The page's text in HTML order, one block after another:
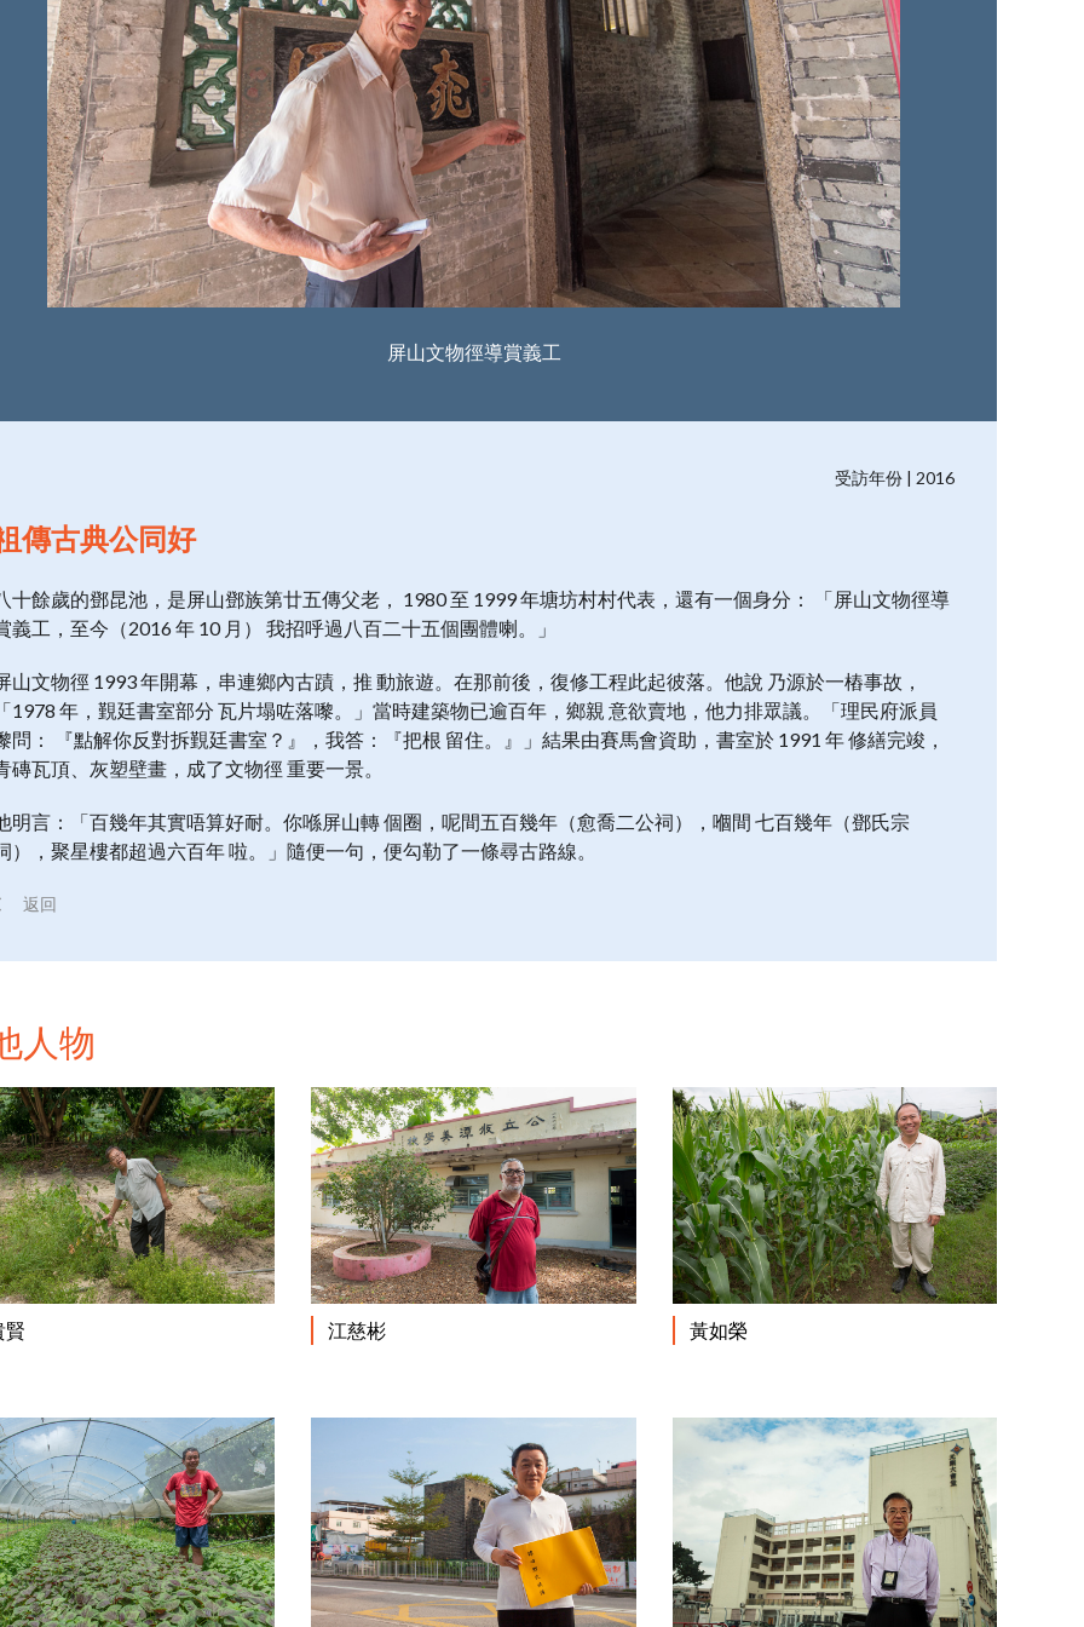
屏山文物徑導賞義工
受訪年份 | 2016
傳古典公同好
十餘歲的鄧昆池，是屏山鄧族第廿五傳父老， 1980 至 1999 年塘坊村村代表，還有一個身分： 「屏山文物徑導
義工，至今（2016 年 10 月） 我招呼過八百二十五個團體喇。」
山文物徑 1993 年開幕，串連鄉內古蹟，推 動旅遊。在那前後，復修工程此起彼落。他說 乃源於一樁事故，
1978 年，覲廷書室部分 瓦片塌咗落嚟。」當時建築物已逾百年，鄉親 意欲賣地，他力排眾議。「理民府派員
問： 『點解你反對拆覲廷書室？』，我答：『把根 留住。』」結果由賽馬會資助，書室於 1991 年 修繕完竣，
磚瓦頂、灰塑壁畫，成了文物徑 重要一景。
明言：「百幾年其實唔算好耐。你喺屏山轉 個圈，呢間五百幾年（愈喬二公祠），嗰間 七百幾年（鄧氏宗
），聚星樓都超過六百年 啦。」隨便一句，便勾勒了一條尋古路線。
返回
人物
賢 江慈彬 黃如榮